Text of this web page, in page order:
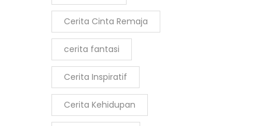
Cerita Cinta Remaja
cerita fantasi
Cerita Inspiratif
Cerita Kehidupan